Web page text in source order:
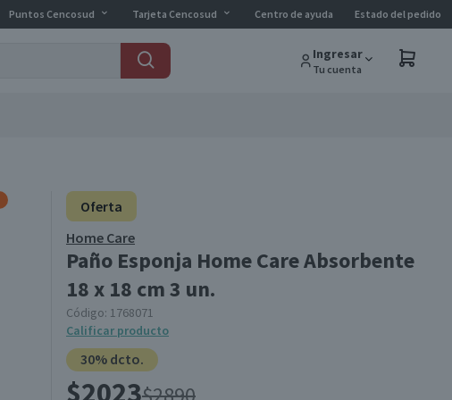
Puntos Cencosud Tarjeta Cencosud Centro de ayuda Estado del pedido
Ingresar
Tu cuenta
Oferta
Home Care
Paño Esponja Home Care Absorbente
18 x 18 cm 3 un.
Código: 1768071
Calificar producto
30% dcto.
$2023